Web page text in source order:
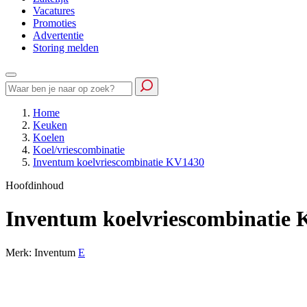
Vacatures
Promoties
Advertentie
Storing melden
Home
Keuken
Koelen
Koel/vriescombinatie
Inventum koelvriescombinatie KV1430
Hoofdinhoud
Inventum koelvriescombinatie
Merk: Inventum E